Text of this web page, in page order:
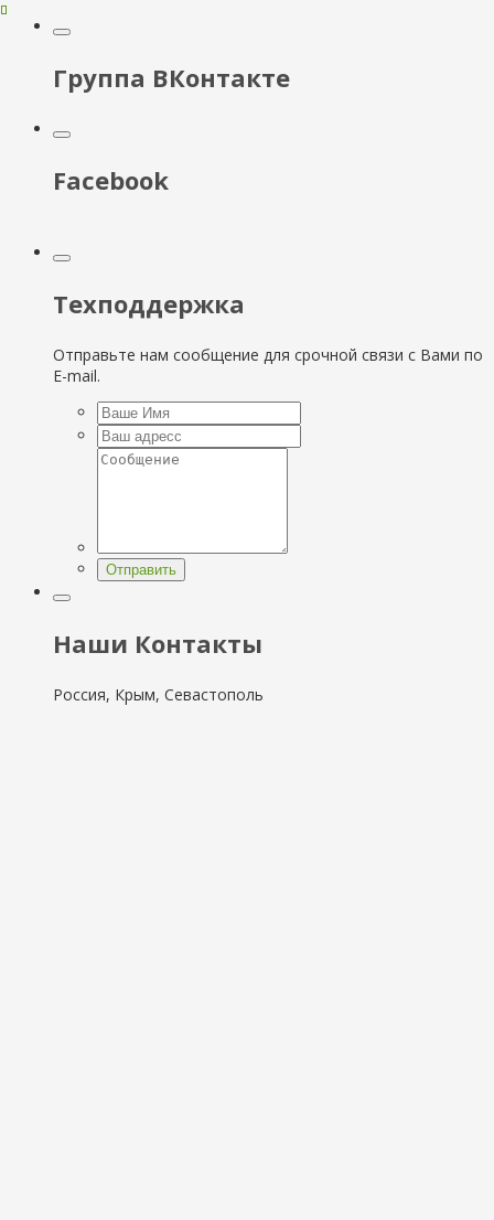
Группа ВКонтакте
Facebook
Техподдержка
Отправьте нам сообщение для срочной связи с Вами по
E-mail.
Отправить
Наши Контакты
Россия, Крым, Севастополь